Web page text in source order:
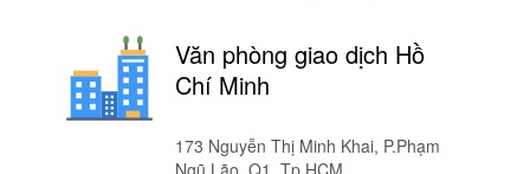
Văn phòng giao dịch Hồ
Chí Minh
173 Nguyễn Thị Minh Khai, P.Phạm